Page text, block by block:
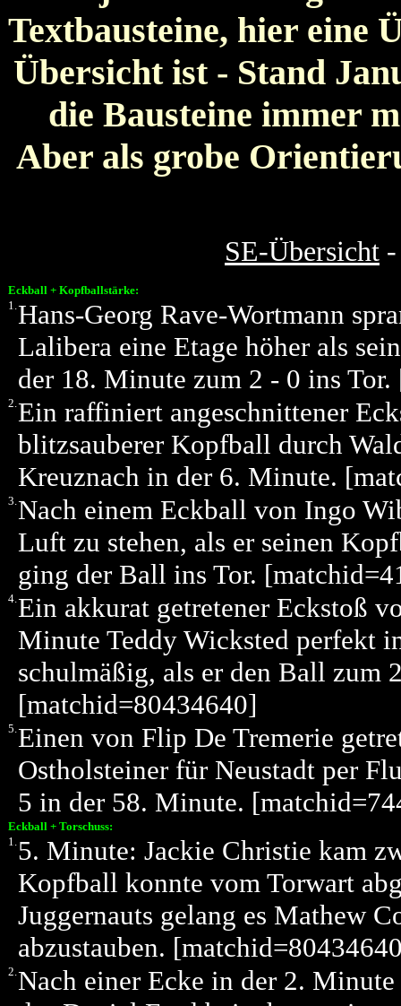
Textbausteine, hier eine
Übersicht ist - Stand
die Bausteine immer
Aber als grobe
SE-Übersicht
Eckball + Kopfballstärke:
1.Hans-Georg Rave-Wortmann
Lalibera eine Etage höher als
der 18. Minute zum 2 - 0 ins
2.Ein raffiniert angeschnittener
blitzsauberer Kopfball durch
Kreuznach in der 6. Minute.
3.Nach einem Eckball von Ingo
Luft zu stehen, als er seinen
ging der Ball ins Tor.
4.Ein akkurat getretener Eckstoß
Minute Teddy Wicksted perfekt
schulmäßig, als er den Ball zum
[matchid=80434640]
5.Einen von Flip De Tremerie
Ostholsteiner für Neustadt per
5 in der 58. Minute.
Eckball + Torschuss:
1.5. Minute: Jackie Christie kam
Kopfball konnte vom Torwart
Juggernauts gelang es Mathew
abzustauben.
2.Nach einer Ecke in der 2.